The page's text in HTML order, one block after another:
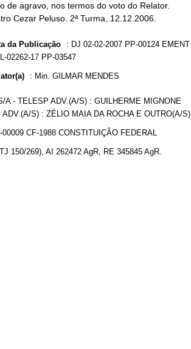
de agravo, nos termos do voto do Relator.
Cezar Peluso. 2ª Turma, 12.12.2006.
da Publicação : DJ 02-02-2007 PP-00124 EMENT
02262-17 PP-03547
: Min. GILMAR MENDES
- TELESP ADV.(A/S) : GUILHERME MIGNONE
S) : ZÉLIO MAIA DA ROCHA E OUTRO(A/S)
CF-1988 CONSTITUIÇÃO FEDERAL
150/269), AI 262472 AgR, RE 345845 AgR.